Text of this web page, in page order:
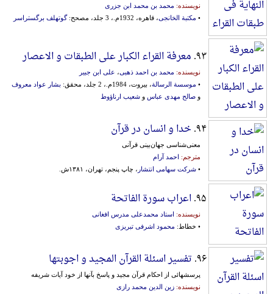
نویسنده: محمد بن محمد ابن جزری
• مکتبة الخانجی، قاهره، 1932م.، 3 جلد، مصحح: گوتهلف برگستراسر
۹۳. معرفة القراء الکبار علی الطبقات و الاعصار
نویسنده: محمد بن احمد ذهبی، علی ابن جبیر
• موسسة الرسالة، بیروت، 1984م.، 2 جلد، محقق:
بشار عواد معروف
و صالح مهدی عباس و شعیب ارناؤوط
۹۴. خدا و انسان در قرآن
معنی‌شناسی جهان‌بینی قرآنی
مترجم: احمد آرام
• شرکت سهامی انتشار ، چاپ پنجم، تهران، ۱۳۸۱ش.
۹۵. اعراب سورة الفاتحة
نویسنده: استاد محمدعلی مدرس افغانی
• خطاط: محمود اشرفی تبریزی
۹۶. تفسیر اسئلة القرآن المجید و اجوبتها
پرسشهائی از احکام قرآن مجید و پاسخ بآنها از خود آیات شریفه
نویسنده: زین الدین محمد رازی